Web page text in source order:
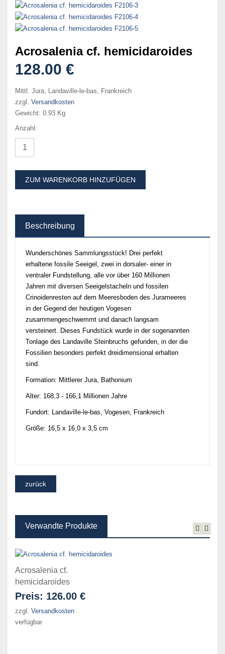
Acrosalenia cf. hemicidaroides
128.00 €
Mittl. Jura, Landaville-le-bas, Frankreich
zzgl. Versandkosten
Gewicht: 0.93 Kg
Anzahl:
ZUM WARENKORB HINZUFÜGEN
Beschreibung
Wunderschönes Sammlungsstück! Drei perfekt
erhaltene fossile Seeigel, zwei in dorsaler- einer in
ventraler Fundstellung, alle vor über 160 Millionen
Jahren mit diversen Seeigelstacheln und fossilen
Crinoidenresten auf dem Meeresboden des Jurameeres
in der Gegend der heutigen Vogesen
zusammengeschwemmt und danach langsam
versteinert. Dieses Fundstück wurde in der sogenannten
Tonlage des Landaville Steinbruchs gefunden, in der die
Fossilien besonders perfekt dreidimensional erhalten
sind.
Formation: Mittlerer Jura, Bathonium
Alter: 168,3 - 166,1 Millionen Jahre
Fundort: Landaville-le-bas, Vogesen, Frankreich
Größe: 16,5 x 16,0 x 3,5 cm
Verwandte Produkte
Acrosalenia cf.
hemicidaroides
Preis: 126.00 €
zzgl. Versandkosten
verfügbar